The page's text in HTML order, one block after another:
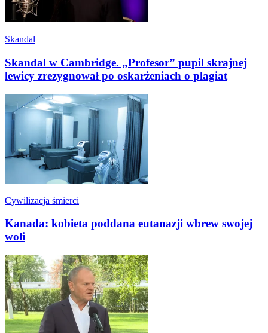
Skandal
Skandal w Cambridge. „Profesor” pupil skrajnej
lewicy zrezygnował po oskarżeniach o plagiat
Cywilizacja śmierci
Kanada: kobieta poddana eutanazji wbrew swojej
woli